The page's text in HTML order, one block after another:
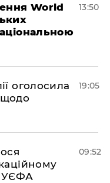
World
13:50
оголосила
19:05
УЄФА
09:52